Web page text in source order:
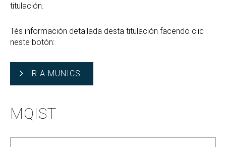
titulación.
Tés información detallada desta titulación facendo clic
neste botón:
IR A MUNICS
MQIST